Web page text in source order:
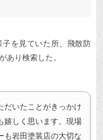
を見ていた所、飛散防
あり検索した。
だいたことがきっかけ
嬉しく思います。現場
も岩田塗装店の大切な